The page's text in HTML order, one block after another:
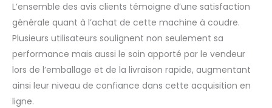
des applications de
couture polyvalentes.
point réglables : ajustez les
points pour plus de
créativité. Bras libre :
couture confortable des
ourlets et des poignets.
L’ensemble des avis clients témoigne d’une satisfaction
générale quant à l’achat de cette machine à coudre.
Plusieurs utilisateurs soulignent non seulement sa
performance mais aussi le soin apporté par le vendeur
lors de l’emballage et de la livraison rapide, augmentant
ainsi leur niveau de confiance dans cette acquisition en
ligne.